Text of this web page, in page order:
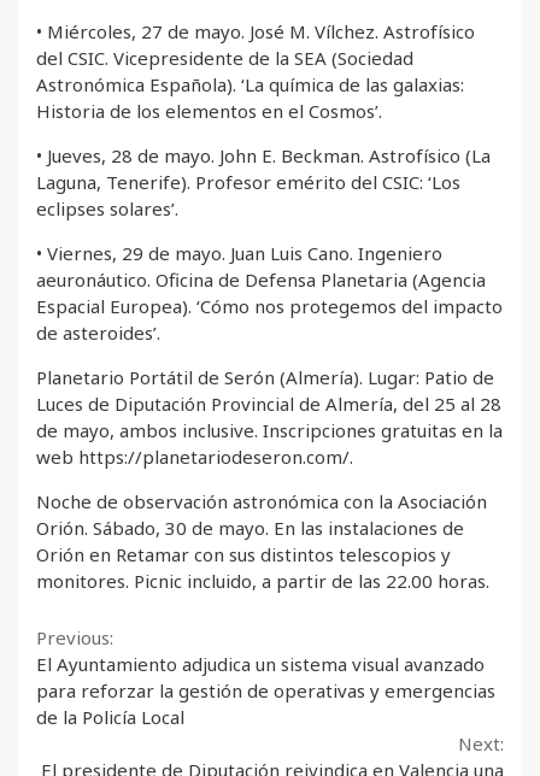
• Miércoles, 27 de mayo. José M. Vílchez. Astrofísico
del CSIC. Vicepresidente de la SEA (Sociedad
Astronómica Española). ‘La química de las galaxias:
Historia de los elementos en el Cosmos’.
• Jueves, 28 de mayo. John E. Beckman. Astrofísico (La
Laguna, Tenerife). Profesor emérito del CSIC: ‘Los
eclipses solares’.
• Viernes, 29 de mayo. Juan Luis Cano. Ingeniero
aeuronáutico. Oficina de Defensa Planetaria (Agencia
Espacial Europea). ‘Cómo nos protegemos del impacto
de asteroides’.
Planetario Portátil de Serón (Almería). Lugar: Patio de
Luces de Diputación Provincial de Almería, del 25 al 28
de mayo, ambos inclusive. Inscripciones gratuitas en la
web https://planetariodeseron.com/.
Noche de observación astronómica con la Asociación
Orión. Sábado, 30 de mayo. En las instalaciones de
Orión en Retamar con sus distintos telescopios y
monitores. Picnic incluido, a partir de las 22.00 horas.
Continue
Reading
Previous:
El Ayuntamiento adjudica un sistema visual avanzado
para reforzar la gestión de operativas y emergencias
de la Policía Local
Next:
El presidente de Diputación reivindica en Valencia una